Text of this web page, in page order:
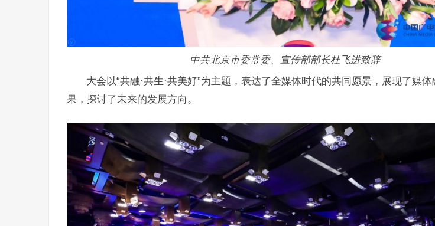
中共北京市委常委、宣传部部长杜飞进致辞
大会以“共融·共生·共美好”为主题，表达了全媒体时代的共同愿景，展现了媒
果，探讨了未来的发展方向。